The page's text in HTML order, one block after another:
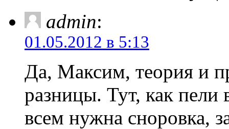
admin:
01.05.2012 в 5:13
Да, Максим, теория и
разницы. Тут, как
всем нужна сноровка,